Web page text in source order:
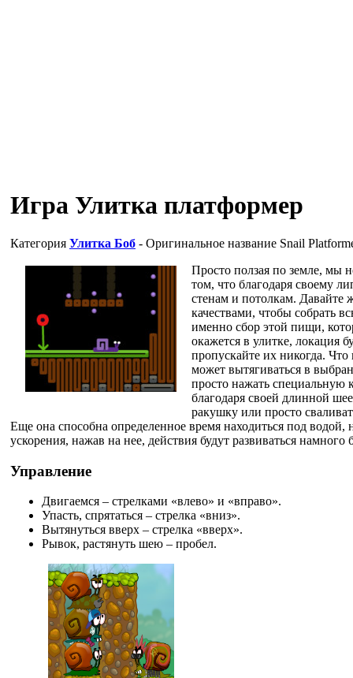
Игра Улитка платформер
Категория Улитка Боб - Оригинальное название Snail
Просто ползая по земле, мы
том, что благодаря своему
стенам и потолкам. Давайте
качествами, чтобы собрать
именно сбор этой пищи,
окажется в улитке, локация
пропускайте их никогда.
может вытягиваться в
просто нажать специальную
благодаря своей длинной
ракушку или просто
Еще она способна определенное время находиться под водой,
ускорения, нажав на нее, действия будут развиваться намного
Управление
Двигаемся – стрелками «влево» и «вправо».
Упасть, спрятаться – стрелка «вниз».
Вытянуться вверх – стрелка «вверх».
Рывок, растянуть шею – пробел.